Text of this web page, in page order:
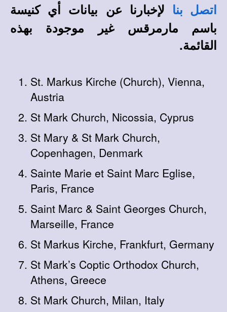
اتصل بنا
لإخبارنا عن بيانات أي كنيسة
باسم مارمرقس غير موجودة بهذه
القائمة.
St. Markus Kirche (Church), Vienna,
Austria
St Mark Church, Nicossia, Cyprus
St Mary & St Mark Church,
Copenhagen, Denmark
Sainte Marie et Saint Marc Eglise,
Paris, France
Saint Marc & Saint Georges Church,
Marseille, France
St Markus Kirche, Frankfurt, Germany
St Mark’s Coptic Orthodox Church,
Athens, Greece
St Mark Church, Milan, Italy